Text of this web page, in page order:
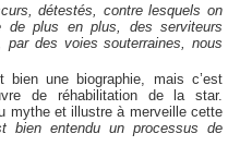
détestés, contre lesquels on
de plus en plus, des serviteurs
des voies souterraines, nous
une biographie, mais c’est
de réhabilitation de la star.
mythe et illustre à merveille cette
bien entendu un processus de